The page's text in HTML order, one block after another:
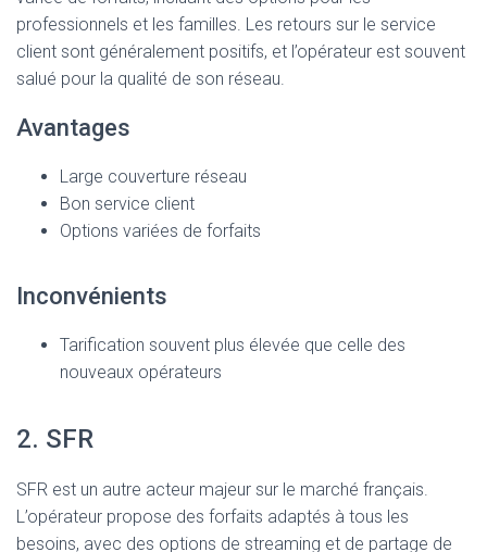
professionnels et les familles. Les retours sur le service
client sont généralement positifs, et l’opérateur est souvent
salué pour la qualité de son réseau.
Avantages
Large couverture réseau
Bon service client
Options variées de forfaits
Inconvénients
Tarification souvent plus élevée que celle des
nouveaux opérateurs
2. SFR
SFR est un autre acteur majeur sur le marché français.
L’opérateur propose des forfaits adaptés à tous les
besoins, avec des options de streaming et de partage de